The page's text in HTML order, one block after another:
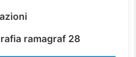
ramagraf 28